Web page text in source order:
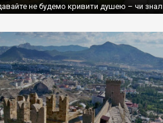
не будемо кривити душею – чи